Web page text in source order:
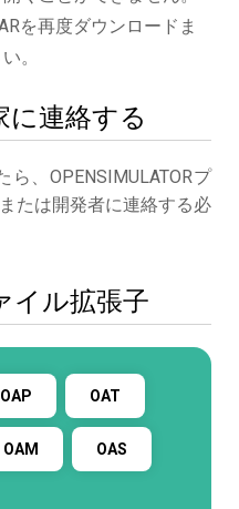
を再度ダウンロードま
。
に連絡する
、OPENSIMULATORプ
たは開発者に連絡する必
イル拡張子
OAP OAT
OAM OAS